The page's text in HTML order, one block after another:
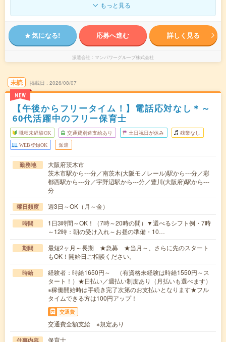
もっと見る
気になる! 応募へ進む 詳しく見る
派遣会社 マンパワーグループ株式会社
未読
NEW
掲載日 2026/08/07
【午後からフリータイム！】電話応対なし＊～
60代活躍中のフリー保育士
職種未経験OK 交通費別途支給あり 土日祝日が休み 残業なし
WEB登録OK 派遣
勤務地
大阪府茨木市
茨木市駅から---分／南茨木(大阪モノレール)駅から---分／彩
都西駅から---分／宇野辺駅から---分／豊川(大阪府)駅から---
分
曜日頻度 週3日～OK（月～金）
時間
1日3時間～OK！（7時～20時の間）▼選べるシフト例・7時
～12時：朝の受け入れ～お昼の準備・10…
期間
最短2ヶ月～長期 ★急募 ★当月～、さらに先のスタート
もOK！開始日ご相談ください。
時給
経験者：時給1650円～ （有資格未経験は時給1550円～ス
タート！）★日払い／週払い制度あり（月払いも選べます）
※稼働開始時は手続き完了次第のお支払いとなります★フル
タイムできる方は100円アップ！
交通費
交通費全額支給 ※規定あり
仕事内容 保育士